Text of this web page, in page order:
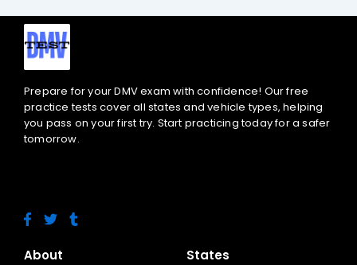
Prepare for your DMV exam with confidence! Our free
practice tests cover all states and vehicle types, helping
you pass on your first try. Start practicing today for a safer
tomorrow.
F
a
e
T
w
t
T
u
About States